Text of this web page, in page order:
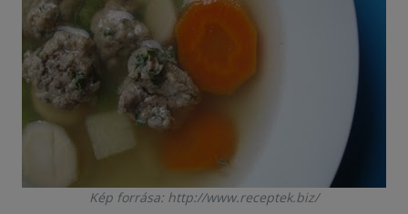
Kép forrása: http://www.receptek.biz/